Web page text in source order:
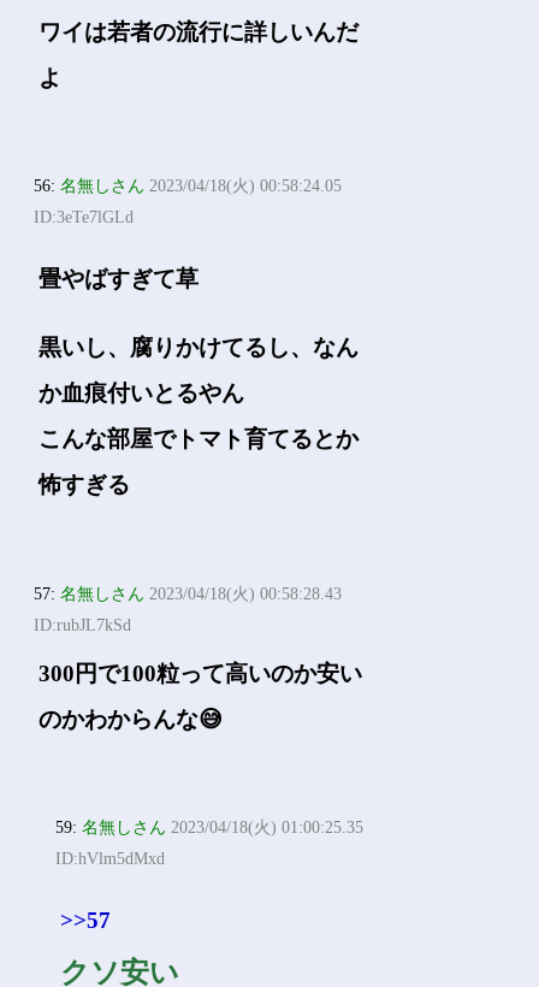
ワイは若者の流行に詳しいんだ
よ
56:名無しさん 2023/04/18(火) 00:58:24.05
ID:3eTe7lGLd
畳やばすぎて草
黒いし、腐りかけてるし、なん
か血痕付いとるやん
こんな部屋でトマト育てるとか
怖すぎる
57:名無しさん 2023/04/18(火) 00:58:28.43
ID:rubJL7kSd
300円で100粒って高いのか安い
のかわからんな😅
59:名無しさん 2023/04/18(火) 01:00:25.35
ID:hVlm5dMxd
>>57
クソ安い